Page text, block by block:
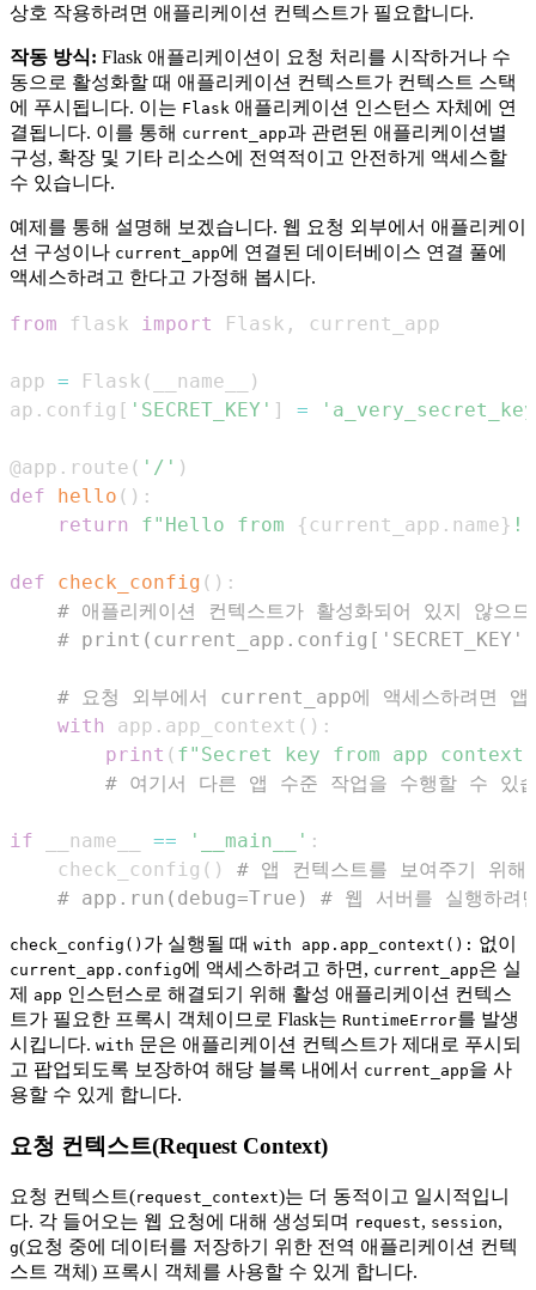
상호 작용하려면 애플리케이션 컨텍스트가 필요합니다.
작동 방식: Flask 애플리케이션이 요청 처리를 시작하거나 수
동으로 활성화할 때 애플리케이션 컨텍스트가 컨텍스트 스택
에 푸시됩니다. 이는 Flask 애플리케이션 인스턴스 자체에 연
결됩니다. 이를 통해 current_app과 관련된 애플리케이션별
구성, 확장 및 기타 리소스에 전역적이고 안전하게 액세스할
수 있습니다.
예제를 통해 설명해 보겠습니다. 웹 요청 외부에서 애플리케이
션 구성이나 current_app에 연결된 데이터베이스 연결 풀에
액세스하려고 한다고 가정해 봅시다.
from flask import Flask ,
app = Flask ( __name__
)
ap . config [ 'SECRET_KEY' ] =
@app . route ( '/' )
def
hello ( ) :
return
f"Hello from { current_app . name} !"
def check_config ( ) :
# 애플리케이션 컨텍스트가 활성화되어 있지 않
# print(current_app.config['SECRET_KEY'])
# 요청 외부에서 current_app에 액세스하려면 앱
with
app . app_context ( ) :
print ( f"Secret key from app
# 여기서 다른 앱 수준 작업을 수행할 수 있
if __name__ == '__main__' :
    check_config
( )
# 앱 컨텍스트를 보여주기 위
# app.run(debug=True) # 웹 서버를 실행하려
check_config() 가 실행될 때 with app.app_context(): 없이
current_app.config에 액세스하려고 하면, current_app은 실
제
app 인스턴스로 해결되기 위해 활성 애플리케이션 컨텍스
트가 필요한 프록시 객체이므로 Flask는 RuntimeError를 발생
시킵니다. with 문은 애플리케이션 컨텍스트가 제대로 푸시되
고 팝업되도록 보장하여 해당 블록 내에서 current_app을 사
용할 수 있게 합니다.
요청 컨텍스트(Request Context)
요청 컨텍스트(request_context)는 더 동적이고 일시적입니
다. 각 들어오는 웹 요청에 대해 생성되며 request, session,
g(요청 중에 데이터를 저장하기 위한 전역 애플리케이션 컨텍
스트 객체) 프록시 객체를 사용할 수 있게 합니다.